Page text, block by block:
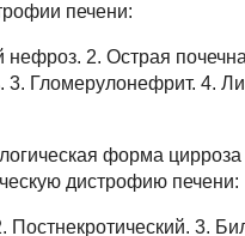
печени:
нефроз. 2. Острая
3. Гломерулонефрит. 4.
форма цирроза
дистрофию печени:
Постнекротический. 3.